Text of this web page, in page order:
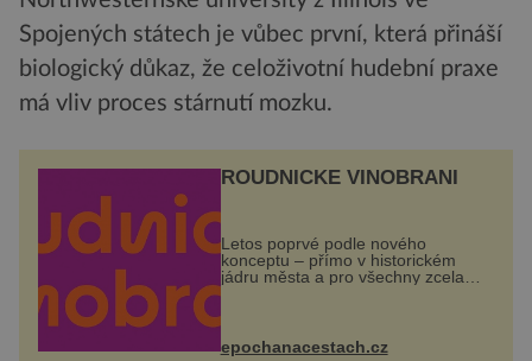
Spojených státech je vůbec první, která přináší
biologický důkaz, že celoživotní hudební praxe
má vliv proces stárnutí mozku.
ROUDNICKÉ VINOBRANÍ
Letos poprvé podle nového
konceptu – přímo v historickém
jádru města a pro všechny zcela
zdarma. Hlavní program se
náměstí. Návštěvníci se mohou těšit
na víno, burčák, pes...
epochanacestach.cz